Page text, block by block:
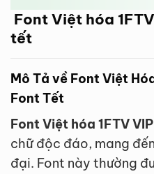
Font Việt hóa
tết
Mô Tả về Font Việt
Font Tết
Font Việt hóa 1FTV
chữ độc đáo, mang
đại. Font này thường